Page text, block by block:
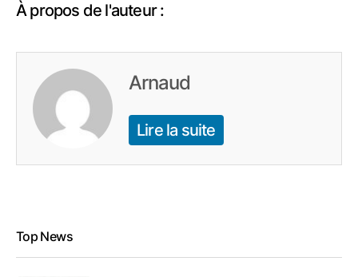
À propos de l'auteur :
Arnaud
Lire la suite
Top News